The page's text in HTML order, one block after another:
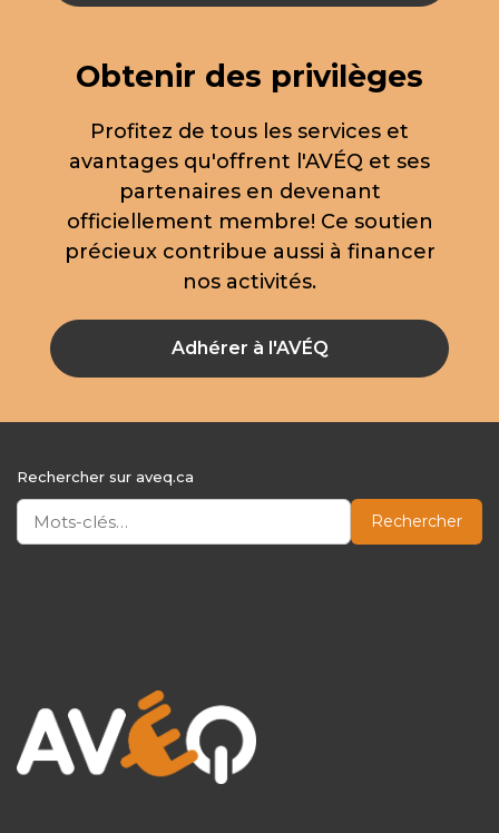
Obtenir des privilèges
Profitez de tous les services et
avantages qu'offrent l'AVÉQ et ses
partenaires en devenant
officiellement membre! Ce soutien
précieux contribue aussi à financer
nos activités.
Adhérer à l'AVÉQ
Rechercher sur aveq.ca
Rechercher